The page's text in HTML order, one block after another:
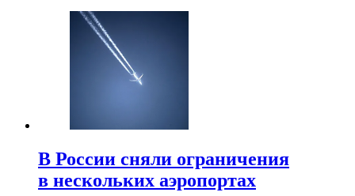
В России сняли ограничения
в нескольких аэропортах